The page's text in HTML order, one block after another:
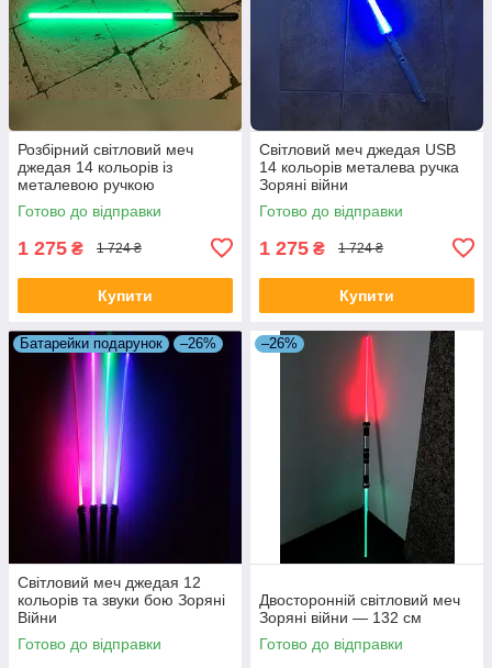
Розбірний світловий меч
джедая 14 кольорів із
металевою ручкою
Готово до відправки
1 275 ₴ 1 724 ₴
Купити
Світловий меч джедая USB
14 кольорів металева ручка
Зоряні війни
Готово до відправки
1 275 ₴ 1 724 ₴
Купити
Батарейки подарунок –26%
Світловий меч джедая 12
кольорів та звуки бою Зоряні
Війни
Готово до відправки
–26%
Двосторонній світловий меч
Зоряні війни — 132 см
Готово до відправки